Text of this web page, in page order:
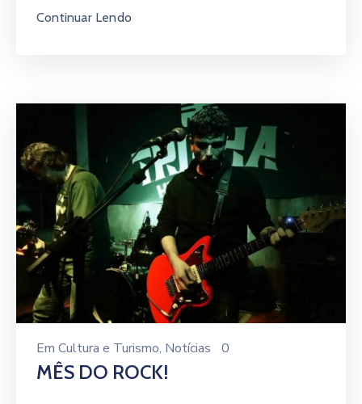
Continuar Lendo
Em Cultura e Turismo‚ Notícias 0
MÊS DO ROCK!